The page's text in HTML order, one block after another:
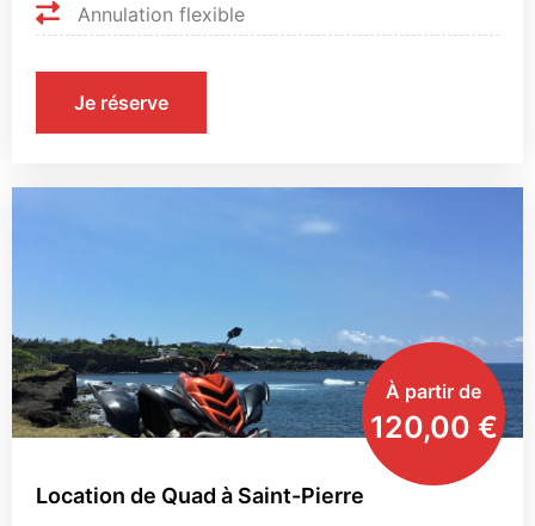
Annulation flexible
Je réserve
À partir de
120,00 €
Location de Quad à Saint-Pierre